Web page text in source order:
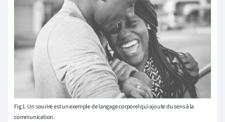
Fig 1. Un sourire est un exemple de langage corporel qui ajoute du sens à la
communication.